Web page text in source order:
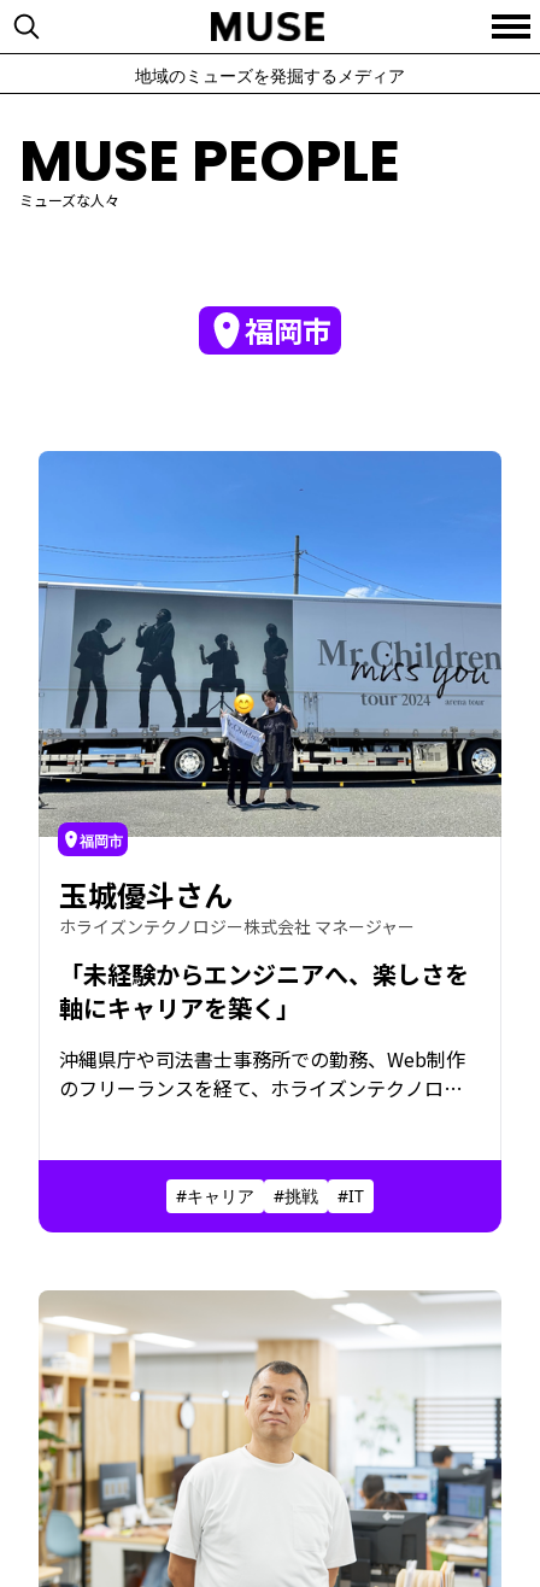
地域のミューズを発掘するメディア
MUSE PEOPLE
ミューズな人々
福岡市
福岡市
玉城優斗さん
ホライズンテクノロジー株式会社 マネージャー
「未経験からエンジニアへ、楽しさを
軸にキャリアを築く」
沖縄県庁や司法書士事務所での勤務、Web制作
のフリーランスを経て、ホライズンテクノロジ
ングに興味を持ち、未経験からエンジニアへ転
身を果たしました。その原動力は「楽しいかど
うか」という価値観と、知らない世界に迷わず
自分らしいキャリアを築いてきた歩みをたどり
ます。
#キャリア #挑戦 #IT